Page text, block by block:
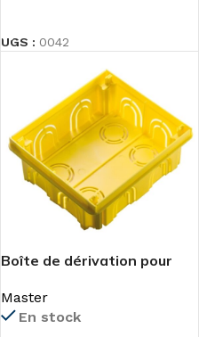
UGS : 0042
Boîte de dérivation pour
Master
Master
En stock